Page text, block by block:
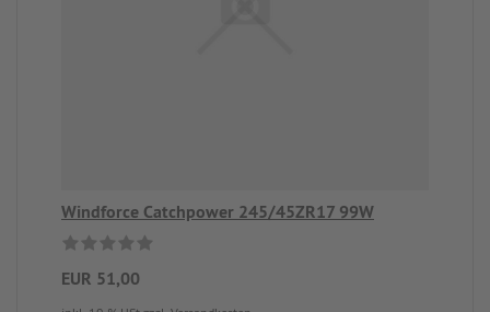
Windforce Catchpower 245/45ZR17 99W
EUR 51,00